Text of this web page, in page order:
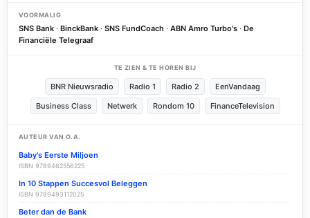
VOORMALIG
SNS Bank · BinckBank · SNS FundCoach · ABN Amro Turbo's · De
Financiële Telegraaf
TE ZIEN & TE HOREN BIJ
BNR Nieuwsradio Radio 1 Radio 2
EenVandaag
Business Class
Netwerk Rondom 10 FinanceTelevision
AUTEUR VAN O.A.
Baby's Eerste Miljoen
ISBN 9789462556225
In 10 Stappen Succesvol Beleggen
ISBN 9789493112025
Beter dan de Bank